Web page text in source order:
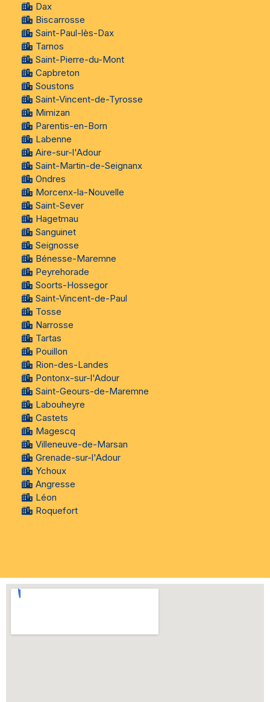
Dax
Biscarrosse
Saint-Paul-lès-Dax
Tarnos
Saint-Pierre-du-Mont
Capbreton
Soustons
Saint-Vincent-de-Tyrosse
Mimizan
Parentis-en-Born
Labenne
Aire-sur-l'Adour
Saint-Martin-de-Seignanx
Ondres
Morcenx-la-Nouvelle
Saint-Sever
Hagetmau
Sanguinet
Seignosse
Bénesse-Maremne
Peyrehorade
Soorts-Hossegor
Saint-Vincent-de-Paul
Tosse
Narrosse
Tartas
Pouillon
Rion-des-Landes
Pontonx-sur-l'Adour
Saint-Geours-de-Maremne
Labouheyre
Castets
Magescq
Villeneuve-de-Marsan
Grenade-sur-l'Adour
Ychoux
Angresse
Léon
Roquefort